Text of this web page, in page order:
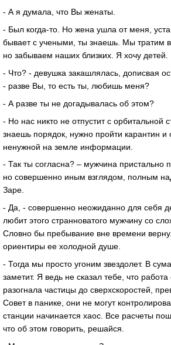
- А я думала, что Вы женаты.
- Был когда-то. Но жена ушла от меня,
бывает с учеными, ты знаешь. Мы тратим
но забываем наших близких. Я хочу
- Что? - девушка закашлялась, дописвая
- разве Вы, то есть ты, любишь меня?
- А разве ты не догадывалась об этом?
- Но нас никто не отпустит с
знаешь порядок, нужно пройти карантин и
ненужной на земле информации.
- Так ты согласна? – мужчина пристально
но совершенно иным взглядом, полным
Заре.
- Да, - совершенно неожиданно для себя
любит этого странноватого мужчину со
Словно бы пребывание вне времени
ориентиры ее холодной душе.
- Тогда мы просто угоним звездолет. В
заметит. Я ведь не сказал тебе, что
разогнала частицы до сверхскоростей,
Совет в панике, они не могут
станции начинается хаос. Все расчеты
что об этом говорить, решайся.